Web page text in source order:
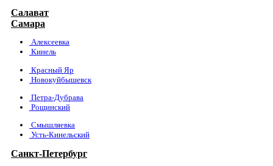
Салават
Самара
Алексеевка
Кинель
Красный Яр
Новокуйбышевск
Петра-Дубрава
Рощинский
Смышляевка
Усть-Кинельский
Санкт-Петербург